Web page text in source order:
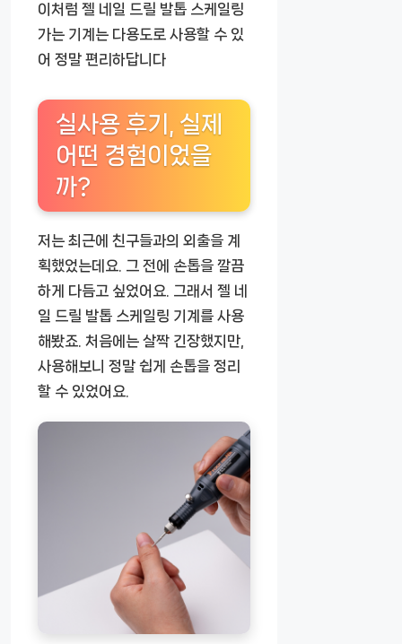
이처럼 젤 네일 드릴 발톱 스케일링
가는 기계 는 다용도로 사용할 수 있
어 정말 편리하답니다
실사용 후기, 실제
어떤 경험이었을
까?
저는 최근에 친구들과의 외출을 계
획했었는데요. 그 전에 손톱을 깔끔
하게 다듬고 싶었어요. 그래서 젤 네
일 드릴 발톱 스케일링 기계 를 사용
해봤죠. 처음에는 살짝 긴장했지만,
사용해보니 정말 쉽게 손톱을 정리
할 수 있었어요.